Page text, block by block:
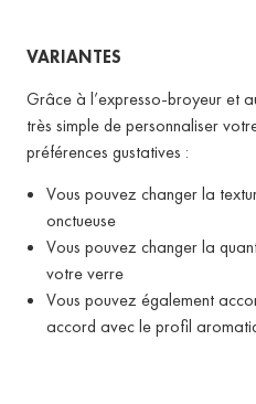
VARIANTES
Grâce à l’expresso-broyeur et
très simple de personnaliser
préférences gustatives :
Vous pouvez changer la
onctueuse
Vous pouvez changer la
votre verre
Vous pouvez également
accord avec le profil